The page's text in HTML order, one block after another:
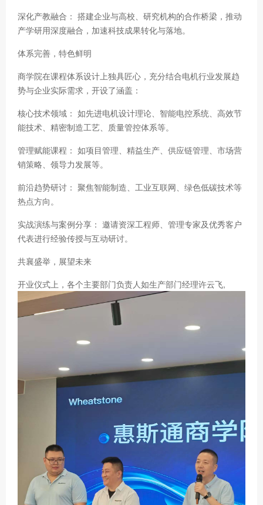
深化产教融合： 搭建企业与高校、研究机构的合作桥梁，推动
产学研用深度融合，加速科技成果转化与落地。
体系完善，特色鲜明
商学院在课程体系设计上独具匠心，充分结合电机行业发展趋
势与企业实际需求，开设了涵盖：
核心技术领域： 如先进电机设计理论、智能电控系统、高效节
能技术、精密制造工艺、质量管控体系等。
管理赋能课程： 如项目管理、精益生产、供应链管理、市场营
销策略、领导力发展等。
前沿趋势研讨： 聚焦智能制造、工业互联网、绿色低碳技术等
热点方向。
实战演练与案例分享： 邀请资深工程师、管理专家及优秀客户
代表进行经验传授与互动研讨。
共襄盛举，展望未来
开业仪式上，各个主要部门负责人如生产部门经理许云飞,